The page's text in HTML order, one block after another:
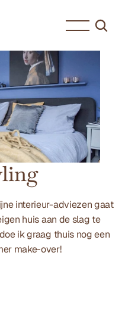
interieur-adviezen gaat
huis aan de slag te
ik graag thuis nog een
make-over!